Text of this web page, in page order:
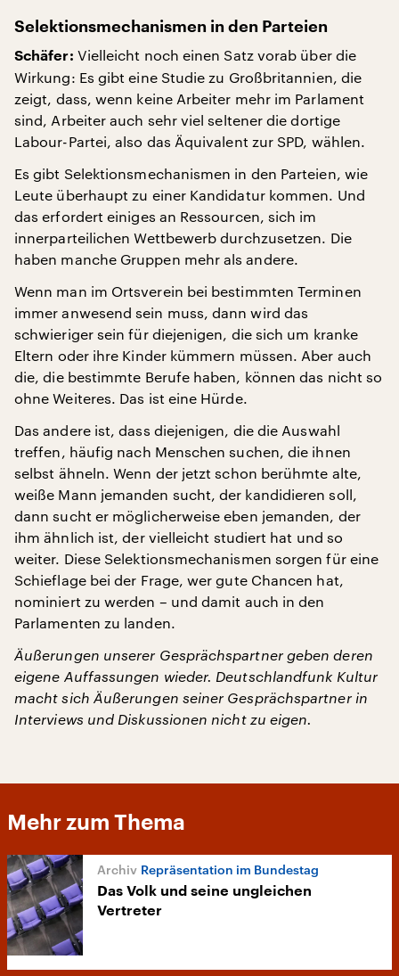
Selektionsmechanismen in den Parteien
Schäfer: Vielleicht noch einen Satz vorab über die
Wirkung: Es gibt eine Studie zu Großbritannien, die
zeigt, dass, wenn keine Arbeiter mehr im Parlament
sind, Arbeiter auch sehr viel seltener die dortige
Labour-Partei, also das Äquivalent zur SPD, wählen.
Es gibt Selektionsmechanismen in den Parteien, wie
Leute überhaupt zu einer Kandidatur kommen. Und
das erfordert einiges an Ressourcen, sich im
innerparteilichen Wettbewerb durchzusetzen. Die
haben manche Gruppen mehr als andere.
Wenn man im Ortsverein bei bestimmten Terminen
immer anwesend sein muss, dann wird das
schwieriger sein für diejenigen, die sich um kranke
Eltern oder ihre Kinder kümmern müssen. Aber auch
die, die bestimmte Berufe haben, können das nicht so
ohne Weiteres. Das ist eine Hürde.
Das andere ist, dass diejenigen, die die Auswahl
treffen, häufig nach Menschen suchen, die ihnen
selbst ähneln. Wenn der jetzt schon berühmte alte,
weiße Mann jemanden sucht, der kandidieren soll,
dann sucht er möglicherweise eben jemanden, der
ihm ähnlich ist, der vielleicht studiert hat und so
weiter. Diese Selektionsmechanismen sorgen für eine
Schieflage bei der Frage, wer gute Chancen hat,
nominiert zu werden – und damit auch in den
Parlamenten zu landen.
Äußerungen unserer Gesprächspartner geben deren
eigene Auffassungen wieder. Deutschlandfunk Kultur
macht sich Äußerungen seiner Gesprächspartner in
Interviews und Diskussionen nicht zu eigen.
Mehr zum Thema
Repräsentation im Bundestag
Das Volk und seine ungleichen
Vertreter